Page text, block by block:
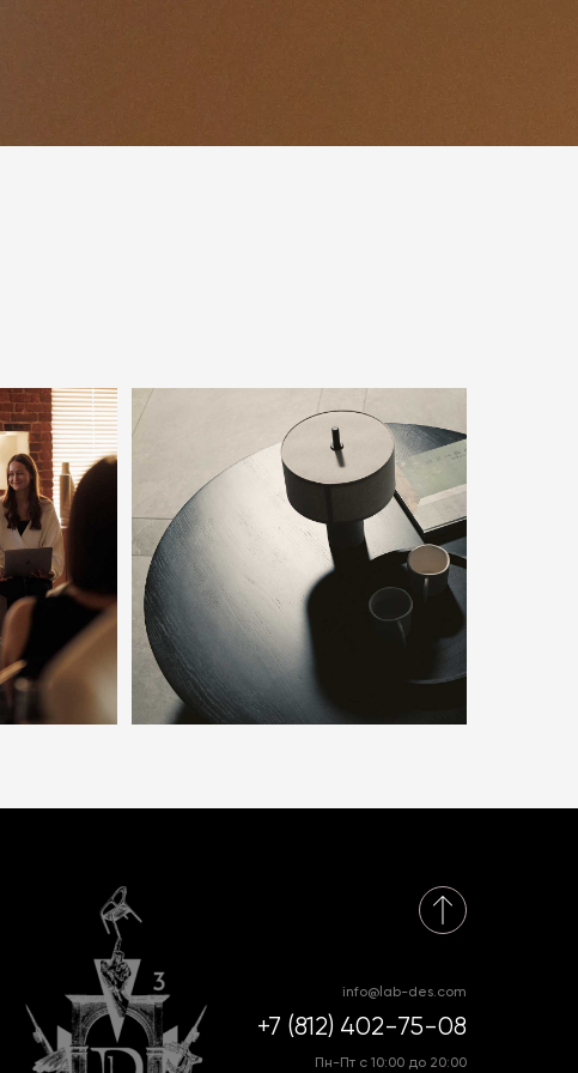
info@lab-des.com
+7 (812) 402-75-08
Пн-Пт с 10:00 до 20:00